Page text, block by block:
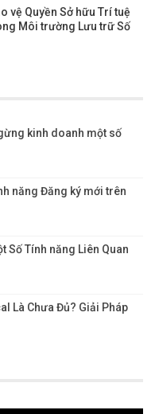
vệ Quyền Sở hữu Trí tuệ
Môi trường Lưu trữ Số
kinh doanh một số
năng Đăng ký mới trên
Số Tính năng Liên Quan
Là Chưa Đủ? Giải Pháp